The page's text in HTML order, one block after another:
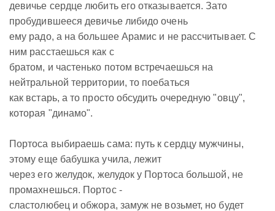
девичье сердце любить его отказывается. Зато
пробудившееся девичье либидо очень
ему радо, а на большее Арамис и не рассчитывает. С
ним расстаешься как с
братом, и частенько потом встречаешься на
нейтральной территории, то поебаться
как встарь, а то просто обсудить очередную "овцу",
которая "динамо".
Портоса выбираешь сама: путь к сердцу мужчины,
этому еще бабушка учила, лежит
через его желудок, желудок у Портоса большой, не
промахнешься. Портос -
сластолюбец и обжора, замуж не возьмет, но будет